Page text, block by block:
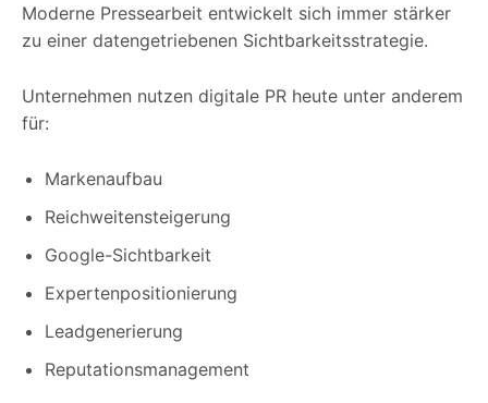
Moderne Pressearbeit entwickelt sich immer stärker
zu einer datengetriebenen Sichtbarkeitsstrategie.
Unternehmen nutzen digitale PR heute unter anderem
für:
Markenaufbau
Reichweitensteigerung
Google-Sichtbarkeit
Expertenpositionierung
Leadgenerierung
Reputationsmanagement